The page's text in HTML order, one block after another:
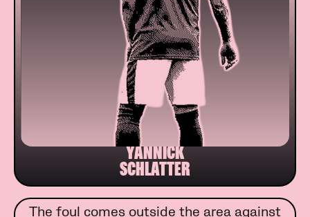
YANNICK
SCHLATTER
The foul comes outside the area against